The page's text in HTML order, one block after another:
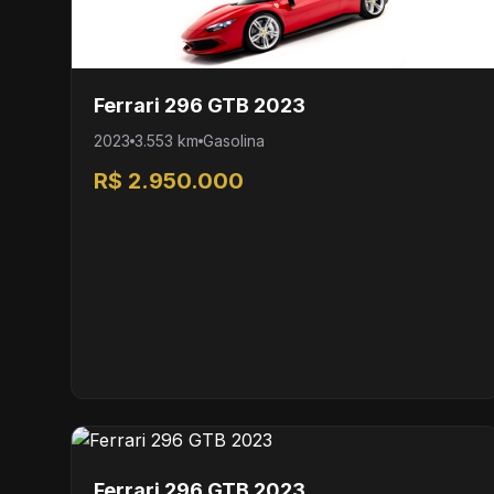
Ferrari 296 GTB 2023
2023 3.553 km Gasolina
R$ 2.950.000